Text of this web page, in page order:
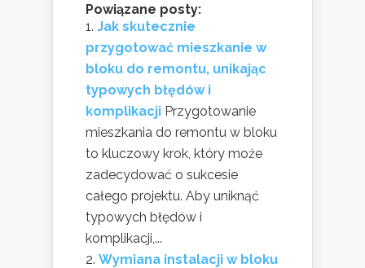
Powiązane posty:
Jak skutecznie
przygotować mieszkanie w
bloku do remontu, unikając
typowych błędów i
komplikacji Przygotowanie
mieszkania do remontu w bloku
to kluczowy krok, który może
zadecydować o sukcesie
całego projektu. Aby uniknąć
typowych błędów i
komplikacji,...
Wymiana instalacji w bloku